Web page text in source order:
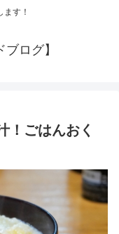
す！
ログ】
！ごはんおく